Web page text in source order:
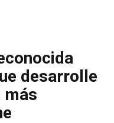
desarrolle
más